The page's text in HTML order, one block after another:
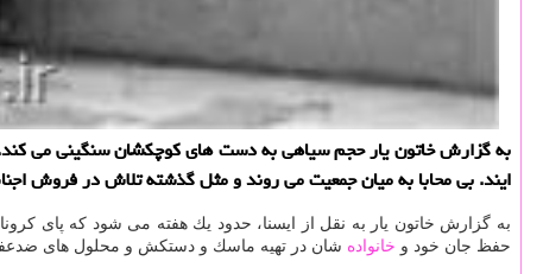
به گزارش خاتون یار حجم سیاهی به دست های كوچكشان سنگینی می
ایند. بی محابا به میان جمعیت می روند و مثل گذشته تلاش در فروش
به گزارش خاتون یار به نقل از ایسنا، حدود یك هفته می شود كه پای
حفظ جان خود و خانواده شان در تهیه ماسك و دستكش و محلول های